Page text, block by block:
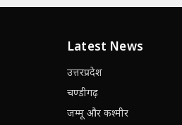
Latest News
उत्तरप्रदेश
चण्डीगढ़
जम्मू और कश्मीर